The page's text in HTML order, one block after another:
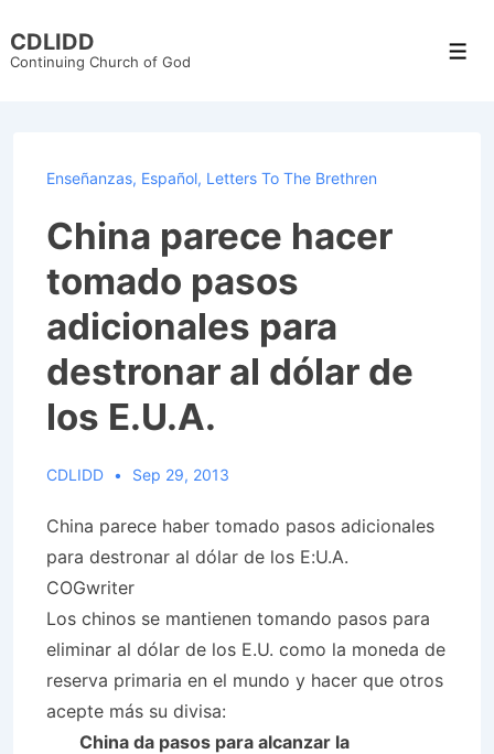
Skip
CDLIDD
Continuing Church of God
Enseñanzas, Español, Letters To The Brethren
China parece hacer
tomado pasos
adicionales para
destronar al dólar de
los E.U.A.
CDLIDD Sep 29, 2013
China parece haber tomado pasos adicionales
para destronar al dólar de los E:U.A.
COGwriter
Los chinos se mantienen tomando pasos para
eliminar al dólar de los E.U. como la moneda de
reserva primaria en el mundo y hacer que otros
acepte más su divisa:
China da pasos para alcanzar la